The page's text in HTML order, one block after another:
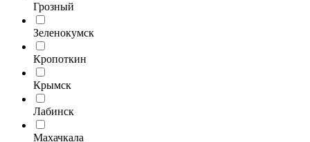
Грозный
Зеленокумск
Кропоткин
Крымск
Лабинск
Махачкала